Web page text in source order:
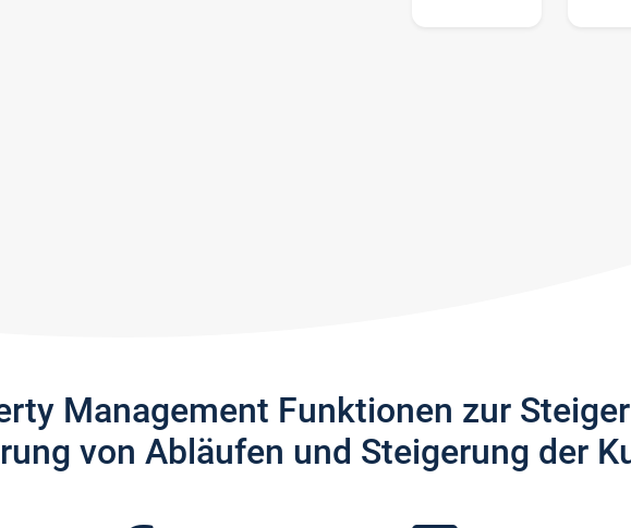
Management Funktionen zur
von Abläufen und Steigerung der